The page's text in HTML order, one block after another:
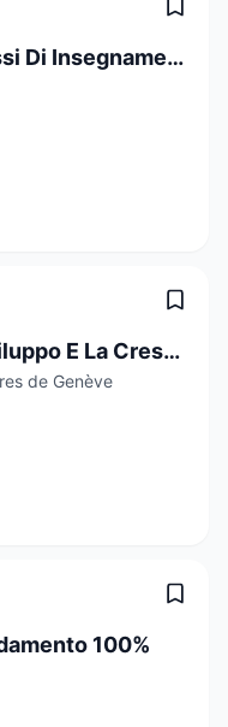
Tirocinante Per Classi Di Insegnamento Specializzato
Psicologo Per Lo Sviluppo E La Crescita
de Genève
100%